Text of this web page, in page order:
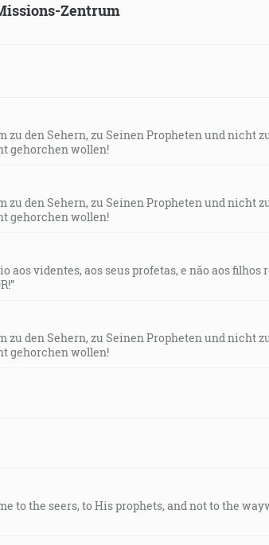
Zentrum
zu den Sehern, zu Seinen Propheten und nicht
gehorchen wollen!
zu den Sehern, zu Seinen Propheten und nicht
gehorchen wollen!
aos videntes, aos seus profetas, e não aos filhos
zu den Sehern, zu Seinen Propheten und nicht
gehorchen wollen!
to the seers, to His prophets, and not to the